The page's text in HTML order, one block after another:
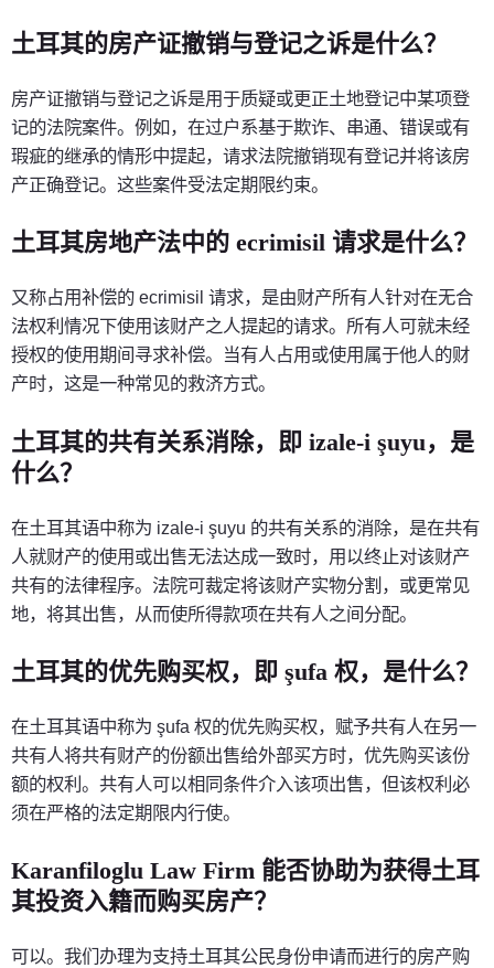
土耳其的房产证撤销与登记之诉是什么？
房产证撤销与登记之诉是用于质疑或更正土地登记中某项登
记的法院案件。例如，在过户系基于欺诈、串通、错误或有
瑕疵的继承的情形中提起，请求法院撤销现有登记并将该房
产正确登记。这些案件受法定期限约束。
土耳其房地产法中的 ecrimisil 请求是什么？
又称占用补偿的 ecrimisil 请求，是由财产所有人针对在无合
法权利情况下使用该财产之人提起的请求。所有人可就未经
授权的使用期间寻求补偿。当有人占用或使用属于他人的财
产时，这是一种常见的救济方式。
土耳其的共有关系消除，即 izale-i şuyu，是
什么？
在土耳其语中称为 izale-i şuyu 的共有关系的消除，是在共有
人就财产的使用或出售无法达成一致时，用以终止对该财产
共有的法律程序。法院可裁定将该财产实物分割，或更常见
地，将其出售，从而使所得款项在共有人之间分配。
土耳其的优先购买权，即 şufa 权，是什么？
在土耳其语中称为 şufa 权的优先购买权，赋予共有人在另一
共有人将共有财产的份额出售给外部买方时，优先购买该份
额的权利。共有人可以相同条件介入该项出售，但该权利必
须在严格的法定期限内行使。
Karanfiloglu Law Firm 能否协助为获得土耳
其投资入籍而购买房产？
可以。我们办理为支持土耳其公民身份申请而进行的房产购